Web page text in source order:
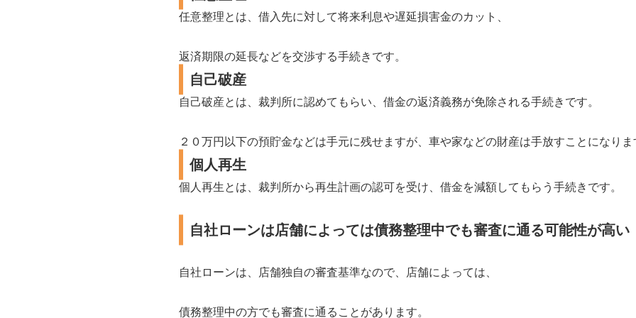
任意整理とは、借入先に対して将来利息や遅延損害金のカット、
返済期限の延長などを交渉する手続きです。
自己破産
自己破産とは、裁判所に認めてもらい、借金の返済義務が免除される手続きです。
２０万円以下の預貯金などは手元に残せますが、車や家などの財産は手放すことになりま
個人再生
個人再生とは、裁判所から再生計画の認可を受け、借金を減額してもらう手続きです。
自社ローンは店舗によっては債務整理中でも審査に通る可能性が高い
自社ローンは、店舗独自の審査基準なので、店舗によっては、
債務整理中の方でも審査に通ることがあります。